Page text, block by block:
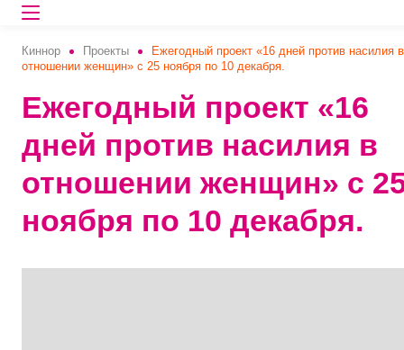
Киннор Проекты
Ежегодный проект «16 дней против насилия в
отношении женщин» с 25 ноября по 10 декабря.
Ежегодный проект «16
дней против насилия в
отношении женщин» с
ноября по 10 декабря.